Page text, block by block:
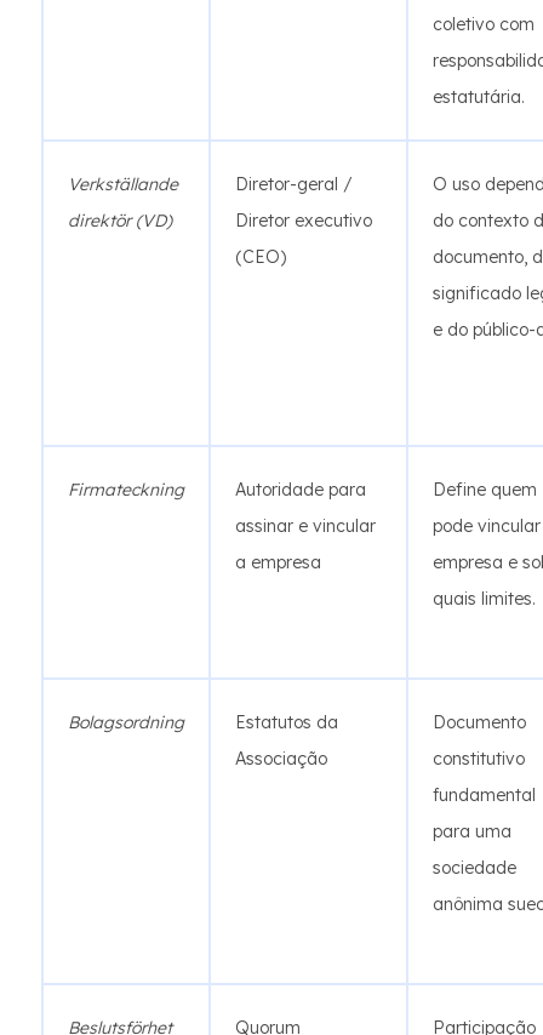
coletivo com
estatutária.
Verkställande
direktör (VD)
Diretor-geral /
Diretor executivo
(CEO)
O uso
do contexto
documento,
significado
e do público-
Firmateckning
Autoridade para
assinar e vincular
a empresa
Define quem
pode
empresa e
quais limites.
Bolagsordning
Estatutos da
Associação
Documento
constitutivo
fundamental
para uma
sociedade
anônima
Beslutsförhet Quorum Participação